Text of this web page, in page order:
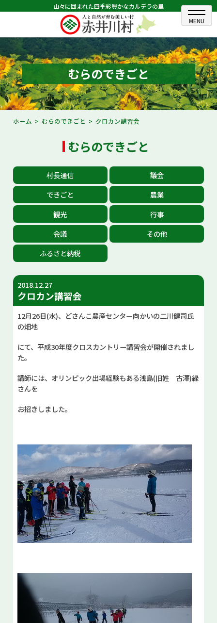
山々に囲まれた四季彩豊かなカルデラの里
ホーム
むらのできごと
むらのプロフィール
くらしの情報
観光・イベント情報
あかいがわ広報
お問い合せ
Select Language
むらのできごと
ホーム むらのできごと クロカン講習会
むらのできごと
村長通信
議会
できごと
農業
観光
行事
会議
その他
ふるさと納税
2018.12.27
クロカン講習会
12月26日(水)、どさんこ農産センター向かいの二川健司氏
の畑地
にて、平成30年度クロスカントリー講習会が開催されまし
た。
講師には、オリンピック出場経験もある浅島(旧姓 古澤)緑
さんを
お招きしました。